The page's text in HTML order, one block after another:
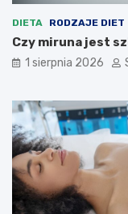
DIETA RODZAJE DIET
Czy miruna jest
1 sierpnia 2026